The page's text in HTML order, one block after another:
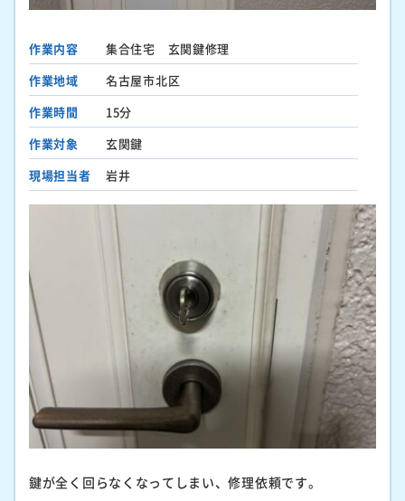
作業内容
集合住宅 玄関鍵修理
作業地域
名古屋市北区
作業時間
15分
作業対象
玄関鍵
現場担当者
岩井
鍵が全く回らなくなってしまい、修理依頼です。